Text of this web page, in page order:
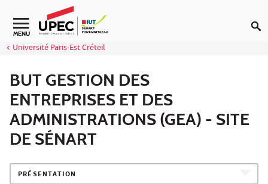
Aller au contenu
Navigation secondaire
MENU
Université Paris-Est Créteil
BUT GESTION DES
ENTREPRISES ET DES
ADMINISTRATIONS (GEA) - SITE
DE SÉNART
PRÉSENTATION